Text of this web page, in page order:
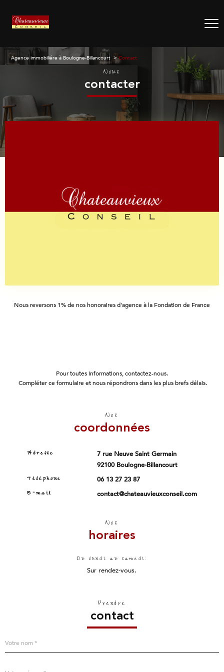
Agence immobiliére à Boulogne-Billancourt Contact
Nous
contacter
Nous reversons 1% de nos honoraires d'agence à la Fondation de France
Pour toutes informations, contactez-nous.
Compléter ce formulaire et nous répondrons dans les plus brefs délais.
Nos
coordonnées
Adresse
7 rue Neuve Saint Germain
92100 Boulogne-Billancourt
Téléphone 06 13 27 23 87
E-mail contact@chateauvieuxconseil.com
Nos
horaires
Du lundi au samedi:
Sur rendez-vous.
Prendre
contact
R
e
n
*